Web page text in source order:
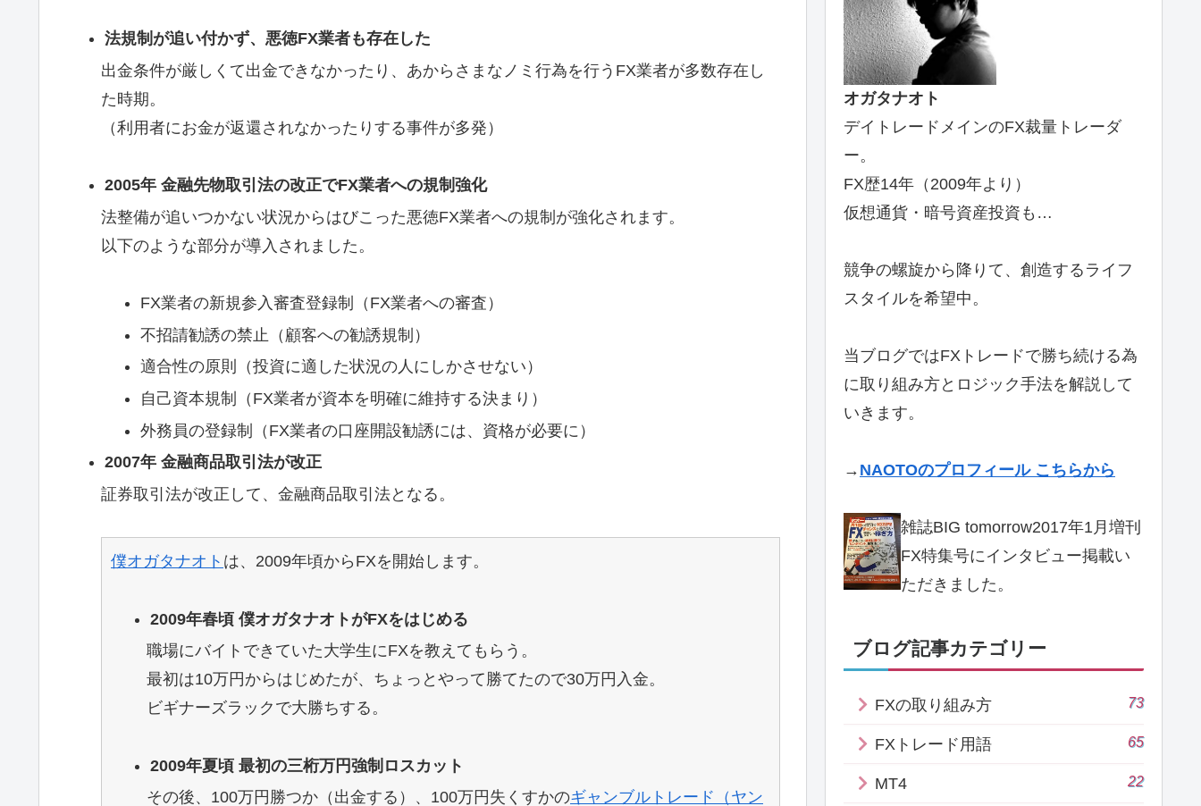
法規制が追い付かず、悪徳FX業者も存在した
出金条件が厳しくて出金できなかったり、あからさまなノミ行為を行うFX業者が多数存在し
た時期。
（利用者にお金が返還されなかったりする事件が多発）
2005年 金融先物取引法の改正でFX業者への規制強化
法整備が追いつかない状況からはびこった悪徳FX業者への規制が強化されます。
以下のような部分が導入されました。
FX業者の新規参入審査登録制（FX業者への審査）
不招請勧誘の禁止（顧客への勧誘規制）
適合性の原則（投資に適した状況の人にしかさせない）
自己資本規制（FX業者が資本を明確に維持する決まり）
外務員の登録制（FX業者の口座開設勧誘には、資格が必要に）
2007年 金融商品取引法が改正
証券取引法が改正して、金融商品取引法となる。
僕オガタナオト は、2009年頃からFXを開始します。
2009年春頃 僕オガタナオトがFXをはじめる
職場にバイトできていた大学生にFXを教えてもらう。
最初は10万円からはじめたが、ちょっとやって勝てたので30万円入金。
ビギナーズラックで大勝ちする。
2009年夏頃 最初の三桁万円強制ロスカット
その後、100万円勝つか（出金する）、100万円失くすかのギャンブルトレード（ヤン
オガタナオト
デイトレードメインのFX裁量トレーダ
ー。
FX歴14年（2009年より）
仮想通貨・暗号資産投資も…
競争の螺旋から降りて、創造するライフ
スタイルを希望中。
当ブログではFXトレードで勝ち続ける為
に取り組み方とロジック手法を解説して
いきます。
→ NAOTOのプロフィール こちらから
雑誌BIG tomorrow2017年1月増刊
FX特集号にインタビュー掲載い
ただきました。
ブログ記事カテゴリー
FXの取り組み方 73
FXトレード用語 65
MT4 22